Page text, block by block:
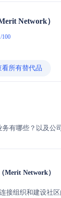
Network）
100
看所有替代品
有哪些？以及公
Merit Network）
接组织和建设社区